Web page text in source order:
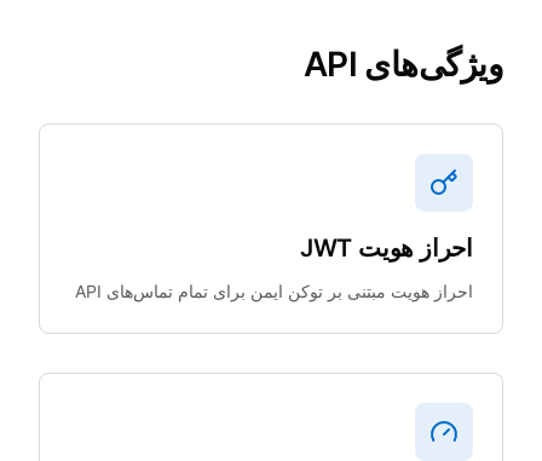
ویژگی‌های API
احراز هویت JWT
احراز هویت مبتنی بر توکن ایمن برای تمام تماس‌های API